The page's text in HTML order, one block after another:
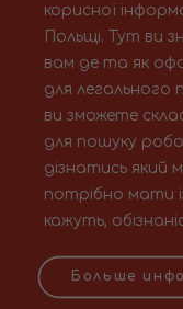
корисної
Польщі. Тут ви
вам де та як
для легального
ви зможете
для пошуку
дізнатись який
потрібно мати
кажуть,
Больше